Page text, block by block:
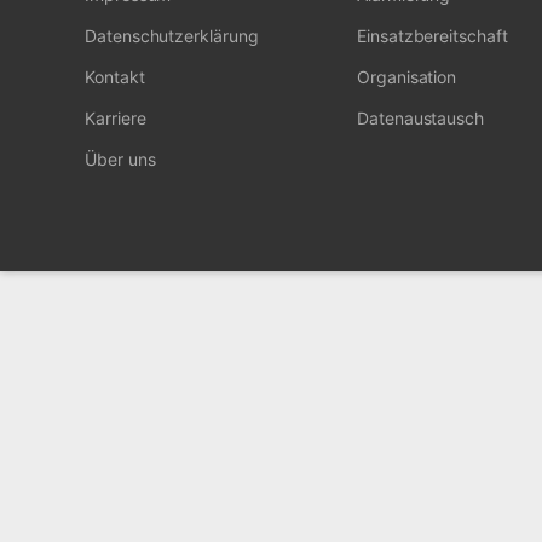
Datenschutzerklärung
Kontakt
Karriere
Über uns
Einsatzbereitschaft
Organisation
Datenaustausch